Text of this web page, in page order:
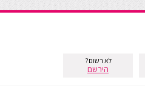
לא רשום?
הירשם